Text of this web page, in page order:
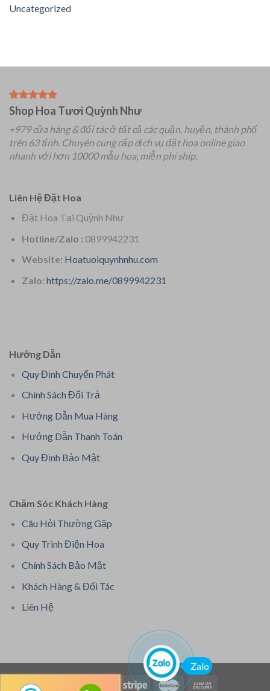
Uncategorized
Shop Hoa Tươi Quỳnh Như
+979 cửa hàng & đối tác ở tất cả các quận, huyện, thành phố
trên 63 tỉnh. Chuyên cung cấp dịch vụ đặt hoa online giao
nhanh với hơn 10000 mẫu hoa, miễn phí ship.
Liên Hệ Đặt Hoa
Đặt Hoa Tại Quỳnh Như
Hotline/Zalo : 0899942231
Website: Hoatuoiquynhnhu.com
Zalo: https://zalo.me/0899942231
Hướng Dẫn
Quy Định Chuyển Phát
Chính Sách Đổi Trả
Hướng Dẫn Mua Hàng
Hướng Dẫn Thanh Toán
Quy Định Bảo Mật
Chăm Sóc Khách Hàng
Câu Hỏi Thường Gặp
Quy Trình Điện Hoa
Chính Sách Bảo Mật
Khách Hàng & Đối Tác
Liên Hệ
Zalo